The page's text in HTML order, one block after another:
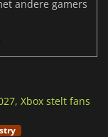
andere gamers
Xbox stelt fans